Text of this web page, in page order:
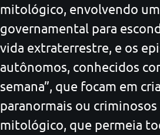
mitológico, envolvendo
governamental para
vida extraterrestre, e os
autônomos, conhecidos
semana”, que focam em
paranormais ou criminosos
mitológico, que permeia